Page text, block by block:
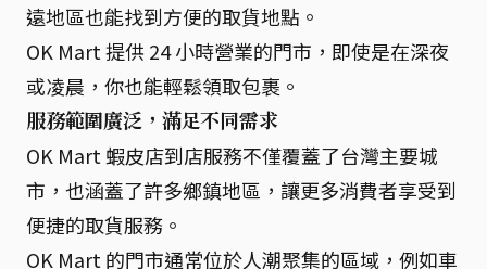
遠地區也能找到方便的取貨地點。
OK Mart 提供 24 小時營業的門市，即使是在深夜
或凌晨，你也能輕鬆領取包裹。
服務範圍廣泛，滿足不同需求
OK Mart 蝦皮店到店服務不僅覆蓋了台灣主要城
市，也涵蓋了許多鄉鎮地區，讓更多消費者享受到
便捷的取貨服務。
OK Mart 的門市通常位於人潮聚集的區域，例如車